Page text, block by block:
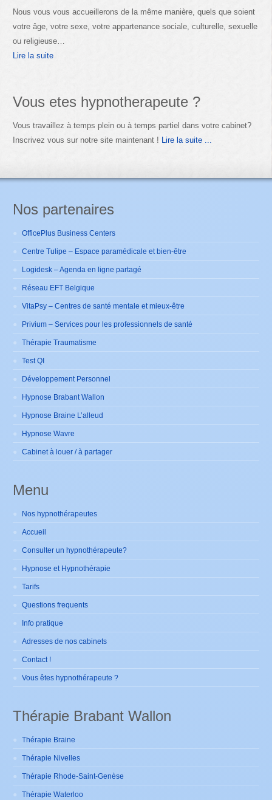
Nous vous vous accueillerons de la même manière, quels que soient
votre âge, votre sexe, votre appartenance sociale, culturelle, sexuelle
ou religieuse…
Lire la suite
Vous etes hypnotherapeute ?
Vous travaillez à temps plein ou à temps partiel dans votre cabinet?
Inscrivez vous sur notre site maintenant ! Lire la suite ...
Nos partenaires
OfficePlus Business Centers
Centre Tulipe – Espace paramédicale et bien-être
Logidesk – Agenda en ligne partagé
Réseau EFT Belgique
VitaPsy – Centres de santé mentale et mieux-être
Privium – Services pour les professionnels de santé
Thérapie Traumatisme
Test QI
Développement Personnel
Hypnose Brabant Wallon
Hypnose Braine L’alleud
Hypnose Wavre
Cabinet à louer / à partager
Menu
Nos hypnothérapeutes
Accueil
Consulter un hypnothérapeute?
Hypnose et Hypnothérapie
Tarifs
Questions frequents
Info pratique
Adresses de nos cabinets
Contact !
Vous êtes hypnothérapeute ?
Thérapie Brabant Wallon
Thérapie Braine
Thérapie Nivelles
Thérapie Rhode-Saint-Genèse
Thérapie Waterloo